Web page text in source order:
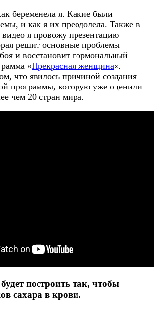
беременела я. Какие были
и как я их преодолела. Также в
я провожу презентацию
решит основные проблемы
и восстановит гормональный
«Прекрасная женщина«.
что явилось причиной создания
программы, которую уже оценили
чем 20 стран мира.
построить так, чтобы
сахара в крови.